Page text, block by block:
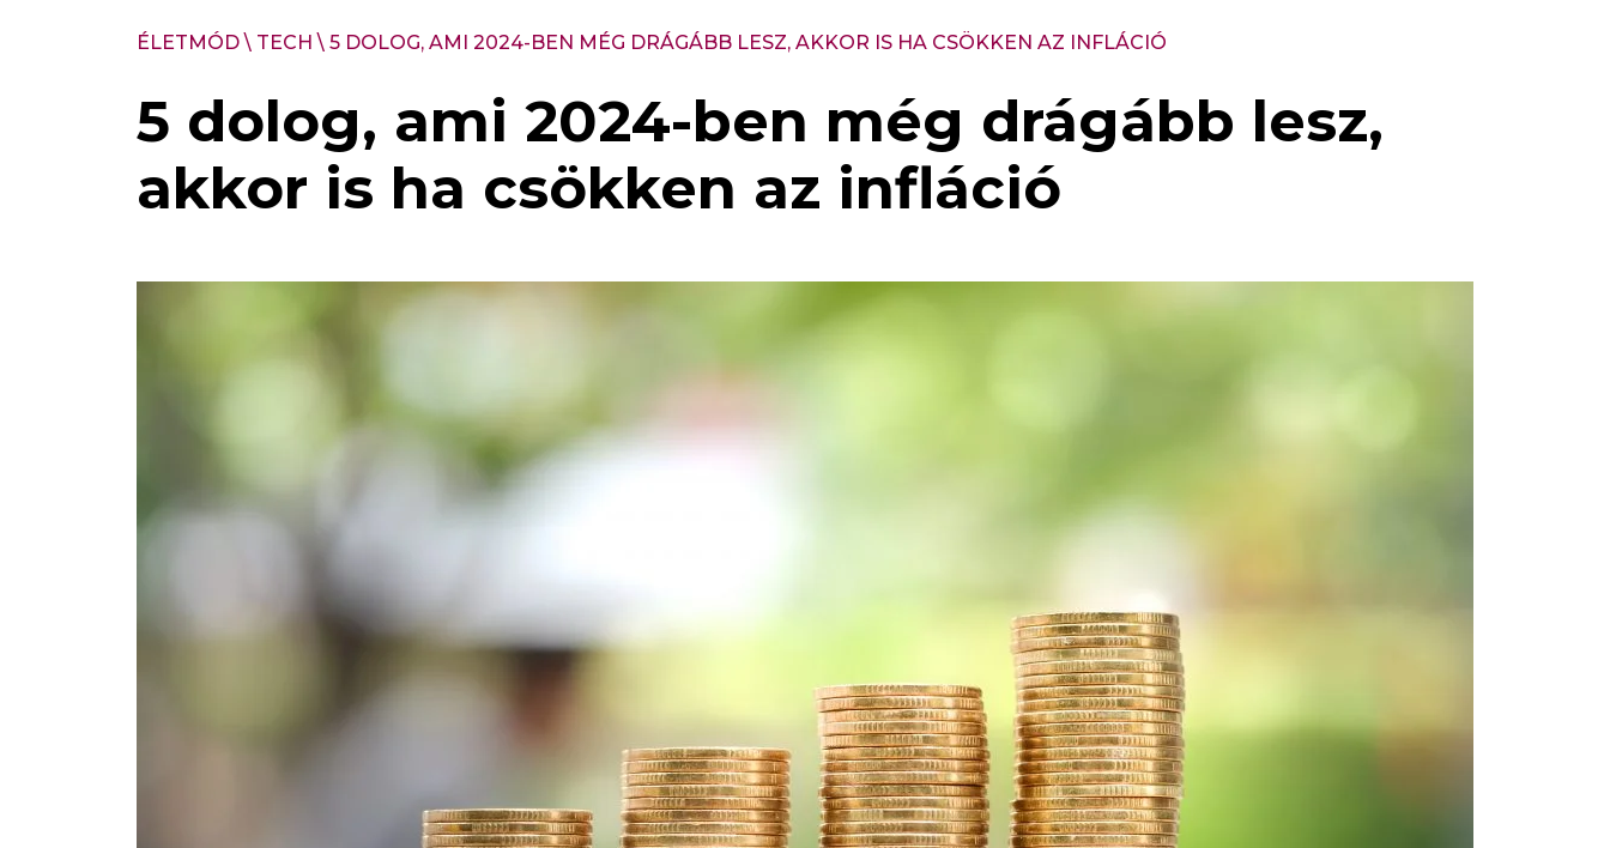
ÉLETMÓD\ TECH \ 5 DOLOG, AMI 2024-BEN MÉG DRÁGÁBB LESZ, AKKOR IS HA CSÖKKEN AZ INFLÁCIÓ
5 dolog, ami 2024-ben még drágább lesz,
akkor is ha csökken az infláció